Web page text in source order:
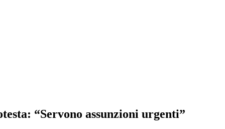
“Servono assunzioni urgenti”